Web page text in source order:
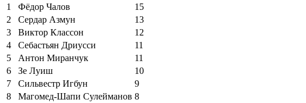
1
Фёдор Чалов
15
2
Сердар Азмун
13
3
Виктор Классон
12
4
Себастьян Дриусси
11
5
Антон Миранчук
11
6
Зе Луиш
10
7
Сильвестр Игбун
9
8
Магомед-Шапи Сулейманов 8